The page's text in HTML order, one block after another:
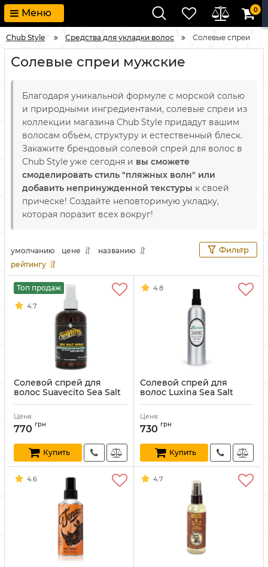
Меню 0
Chub Style Средства для укладки волос Солевые спреи
Солевые спреи мужские
Благодаря уникальной формуле с морской солью
и природными ингредиентами, солевые спреи из
коллекции магазина Chub Style придадут вашим
волосам объем, структуру и естественный блеск.
Закажите брендовый солевой спрей для волос в
Chub Style уже сегодня и вы сможете
смоделировать стиль "пляжных волн" или
добавить непринужденной текстуры к своей
прическе! Создайте неповторимую укладку,
которая поразит всех вокруг!
умолчанию цене
названию
рейтингу
Фильтр
Топ продаж
4.7
Солевой спрей для
волос Suavecito Sea Salt
Артикул:
Цена:
770 грн
Купить
4.8
Солевой спрей для
волос Luxina Sea Salt
Артикул:
Цена:
730 грн
Купить
4.6 4.7